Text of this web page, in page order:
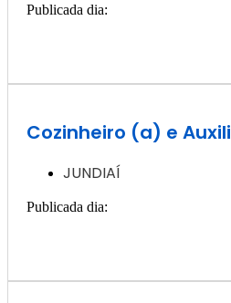
Publicada dia:
Cozinheiro (a) e
JUNDIAÍ
Publicada dia: